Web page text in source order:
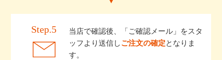
Step.5
当店で確認後、「ご確認メール」をスタ
ッフより送信しご注文の確定となりま
す。